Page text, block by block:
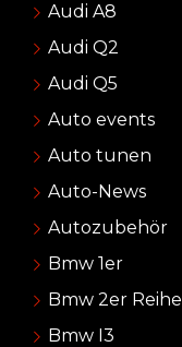
Audi A8
Audi Q2
Audi Q5
Auto events
Auto tunen
Auto-News
Autozubehör
Bmw 1er
Bmw 2er Reihe
Bmw I3